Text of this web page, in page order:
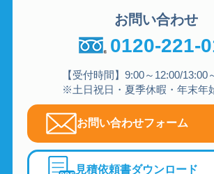
お問い合わせ
0120-221-
【受付時間】9:00～12:00/13:00
※土日祝日・夏季休暇・年末年
お問い合わせフォーム
見積依頼書ダウンロード